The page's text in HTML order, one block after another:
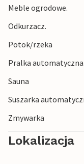
Meble ogrodowe.
Odkurzacz.
Potok/rzeka
Pralka automatyczna.
Sauna
Suszarka
Zmywarka
Lokalizacja